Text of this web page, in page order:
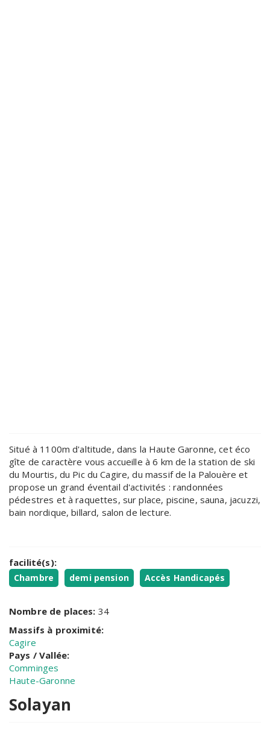
Situé à 1100m d'altitude, dans la Haute Garonne, cet éco
gîte de caractère vous accueille à 6 km de la station de ski
du Mourtis, du Pic du Cagire, du massif de la Palouère et
propose un grand éventail d'activités : randonnées
pédestres et à raquettes, sur place, piscine, sauna, jacuzzi,
bain nordique, billard, salon de lecture.
facilité(s):
Chambre demi pension Accès Handicapés
Nombre de places: 34
Massifs à proximité:
Cagire
Pays / Vallée:
Comminges
Haute-Garonne
Solayan